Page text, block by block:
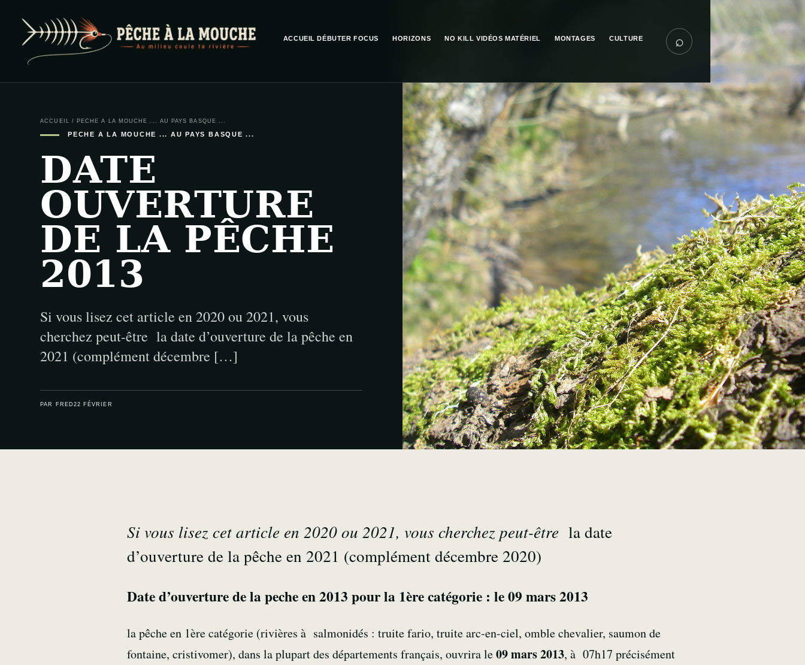
PECHE A LA MOUCHE
ACCUEIL DÉBUTER FOCUS HORIZONS NO KILL VIDÉOS MATÉRIEL MONTAGES CULTURE ⌕
ACCUEIL / PECHE A LA MOUCHE ... AU PAYS BASQUE ...
PECHE A LA MOUCHE ... AU PAYS BASQUE ...
DATE
OUVERTURE
DE LA PÊCHE
2013
Si vous lisez cet article en 2020 ou 2021, vous
cherchez peut-être la date d’ouverture de la pêche en
2021 (complément décembre […]
PAR FRED 22 FÉVRIER
Si vous lisez cet article en 2020 ou 2021, vous cherchez peut-être ladate
d’ouverture de la pêche en 2021 (complément décembre 2020)
Date d’ouverture de la peche en 2013 pour la 1ère catégorie : le 09 mars 2013
la pêche en 1ère catégorie (rivières à salmonidés : truite fario, truite arc-en-ciel, omble chevalier, saumon de
fontaine, cristivomer), dans la plupart des départements français, ouvrira le09 mars 2013, à 07h17 précisément